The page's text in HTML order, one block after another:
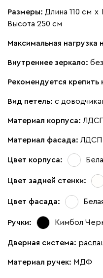
Размеры: Длина 110 см х
Высота 250 см
Максимальная нагрузка
Внутреннее зеркало:
Рекомендуется крепить
Вид петель: с
Материал корпуса:
Материал фасада: ЛДСП
Цвет корпуса:
Цвет задней стенки:
Цвет фасада:
Ручки: Кимбол
Дверная система:
Материал ручек: МДФ